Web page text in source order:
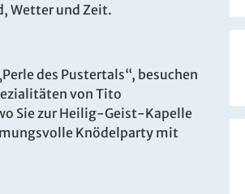
Wetter und Zeit.
des Pustertals“, besuchen
von Tito
Sie zur Heilig-Geist-Kapelle
Knödelparty mit